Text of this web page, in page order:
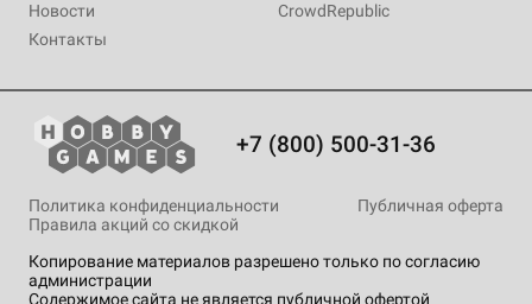
Новости
Контакты
CrowdRepublic
+7 (800) 500-31-36
Копирование материалов разрешено только по согласию
администрации
Содержимое сайта не является публичной офертой
Политика конфиденциальности
Публичная оферта
Правила акций со скидкой